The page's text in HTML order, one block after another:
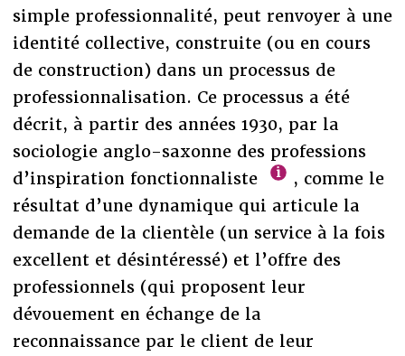
simple professionnalité, peut renvoyer à une
identité collective, construite (ou en cours
de construction) dans un processus de
professionnalisation. Ce processus a été
décrit, à partir des années 1930, par la
sociologie anglo-saxonne des professions
d’inspiration fonctionnaliste
, comme le
résultat d’une dynamique qui articule la
demande de la clientèle (un service à la fois
excellent et désintéressé) et l’offre des
professionnels (qui proposent leur
dévouement en échange de la
reconnaissance par le client de leur